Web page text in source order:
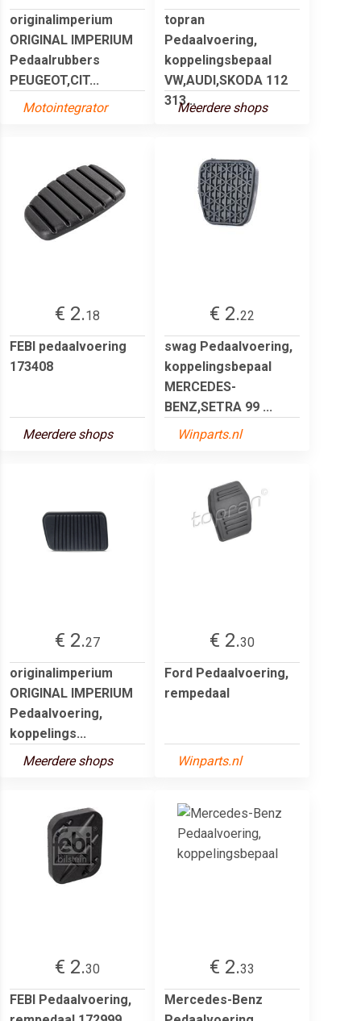
originalimperium
ORIGINAL IMPERIUM
Pedaalrubbers
PEUGEOT,CIT...
Motointegrator
topran
Pedaalvoering,
koppelingsbepaal
VW,AUDI,SKODA 112
313...Meerdere shops
€ 2.18
FEBI pedaalvoering
173408
Meerdere shops
€ 2.22
swag Pedaalvoering,
koppelingsbepaal
MERCEDES-
BENZ,SETRA 99 ...
Winparts.nl
€ 2.27
originalimperium
ORIGINAL IMPERIUM
Pedaalvoering,
koppelings...
Meerdere shops
€ 2.30
Ford Pedaalvoering,
rempedaal
Winparts.nl
€ 2.30
FEBI Pedaalvoering,
€ 2.33
Mercedes-Benz